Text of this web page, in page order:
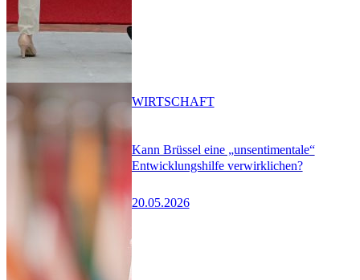
Kann Brüssel eine „unsentimentale“
Entwicklungshilfe verwirklichen?
20.05.2026
WIRTSCHAFT